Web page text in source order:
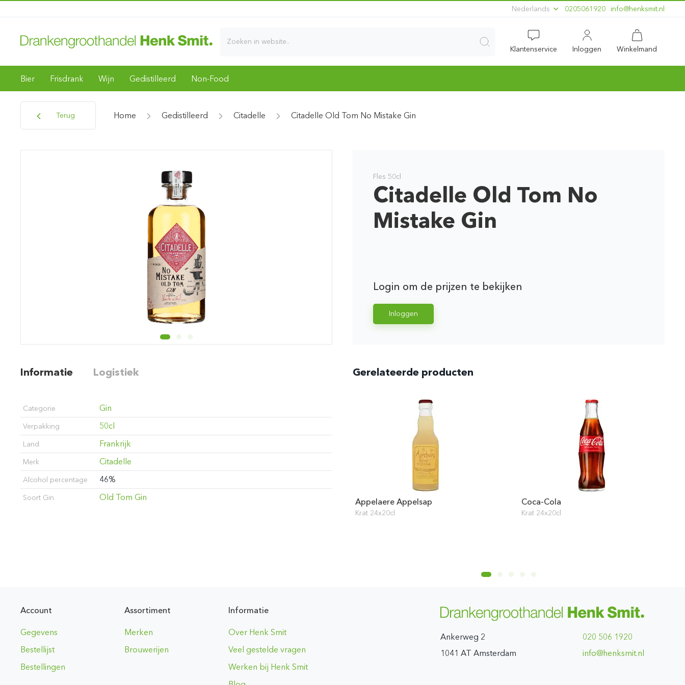
Nederlands 0205061920 ln.timskneh@ofni
Klantenservice Inloggen Winkelmand
Bier Frisdrank Wijn Gedistilleerd Non-Food
Terug Home Gedistilleerd Citadelle Citadelle Old Tom No Mistake Gin
Fles 50cl
Citadelle Old Tom No
Mistake Gin
Login om de prijzen te bekijken
Inloggen
Informatie Logistiek
Categorie Gin
Verpakking 50cl
Land Frankrijk
Merk Citadelle
Alcohol percentage 46%
Soort Gin Old Tom Gin
Gerelateerde producten
Appelaere Appelsap
Krat 24x20cl
Coca-Cola
Krat 24x20cl
Account
Gegevens
Bestellijst
Bestellingen
Assortiment
Merken
Brouwerijen
Informatie
Over Henk Smit
Veel gestelde vragen
Werken bij Henk Smit
Ankerweg 2
1041 AT Amsterdam
020 506 1920
ln.timskneh@ofni